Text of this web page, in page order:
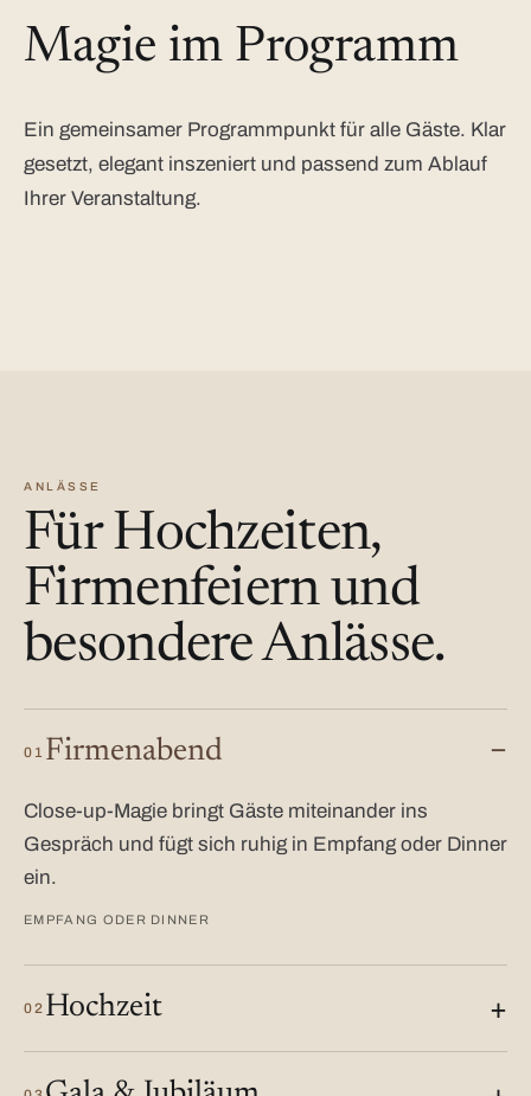
Magie im Programm
Ein gemeinsamer Programmpunkt für alle Gäste. Klar
gesetzt, elegant inszeniert und passend zum Ablauf
Ihrer Veranstaltung.
ANLÄSSE
Für Hochzeiten,
Firmenfeiern und
besondere Anlässe.
01 Firmenabend
Close-up-Magie bringt Gäste miteinander ins
Gespräch und fügt sich ruhig in Empfang oder Dinner
ein.
EMPFANG ODER DINNER
02 Hochzeit